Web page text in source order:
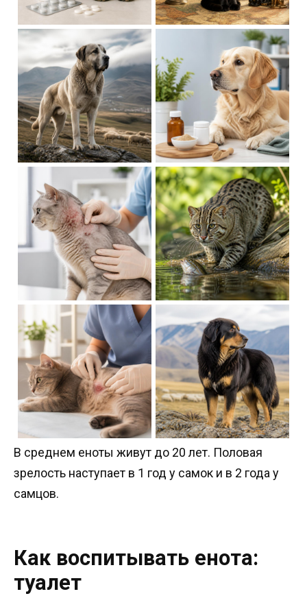
В среднем еноты живут до 20 лет. Половая
зрелость наступает в 1 год у самок и в 2 года у
самцов.
Как воспитывать енота:
туалет